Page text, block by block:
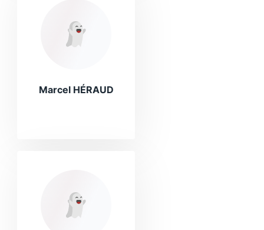
Marcel HÉRAUD